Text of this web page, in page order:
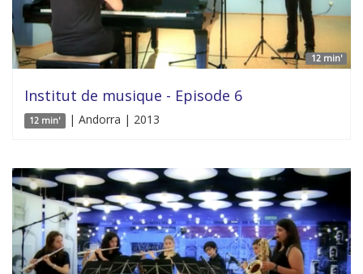
12 min'
Institut de musique - Episode 6
12 min' | Andorra | 2013